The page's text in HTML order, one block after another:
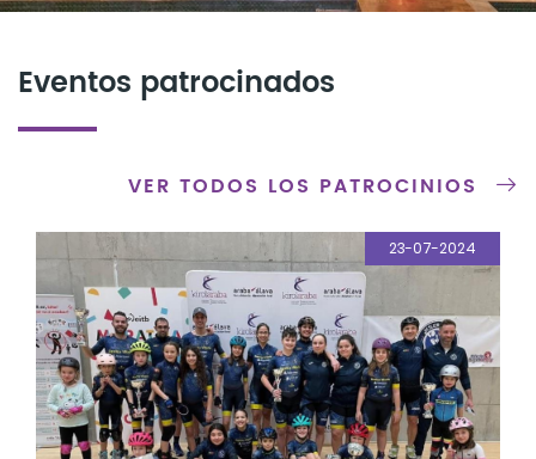
Eventos patrocinados
VER TODOS LOS PATROCINIOS
23-07-2024